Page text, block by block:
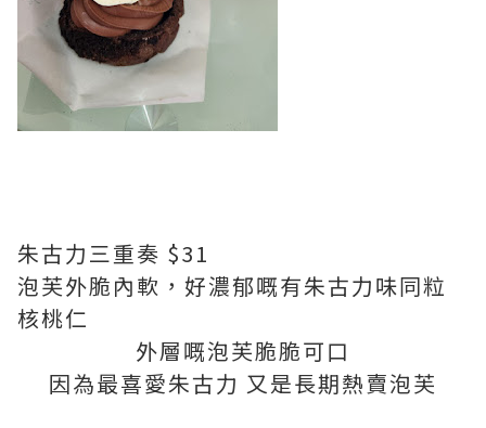
朱古力三重奏 $31
泡芙外脆內軟，好濃郁嘅有朱古力味同粒
核桃仁
外層嘅泡芙脆脆可口
因為最喜愛朱古力 又是長期熱賣泡芙